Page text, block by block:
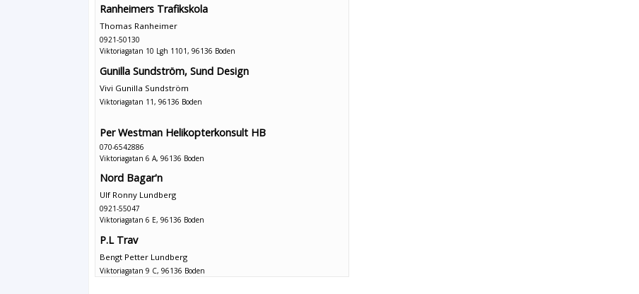
Ranheimers Trafikskola
Thomas Ranheimer
0921-50130
Viktoriagatan 10 Lgh 1101, 96136 Boden
Gunilla Sundström, Sund Design
Vivi Gunilla Sundström
Viktoriagatan 11, 96136 Boden
Per Westman Helikopterkonsult HB
070-6542886
Viktoriagatan 6 A, 96136 Boden
Nord Bagar'n
Ulf Ronny Lundberg
0921-55047
Viktoriagatan 6 E, 96136 Boden
P.L Trav
Bengt Petter Lundberg
Viktoriagatan 9 C, 96136 Boden